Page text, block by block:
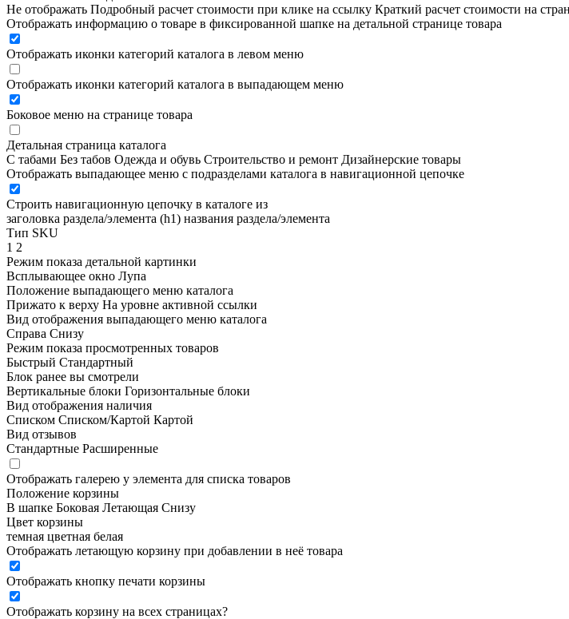
Не отображать Подробный расчет стоимости при клике на ссылку Краткий расчет стоимости на
Отображать информацию о товаре в фиксированной шапке на детальной странице товара
Отображать иконки категорий каталога в левом меню
Отображать иконки категорий каталога в выпадающем меню
Боковое меню на странице товара
Детальная страница каталога
С табами Без табов Одежда и обувь Строительство и ремонт Дизайнерские товары
Отображать выпадающее меню с подразделами каталога в навигационной цепочке
Строить навигационную цепочку в каталоге из
заголовка раздела/элемента (h1) названия раздела/элемента
Тип SKU
1 2
Режим показа детальной картинки
Всплывающее окно Лупа
Положение выпадающего меню каталога
Прижато к верху На уровне активной ссылки
Вид отображения выпадающего меню каталога
Справа Снизу
Режим показа просмотренных товаров
Быстрый Стандартный
Блок ранее вы смотрели
Вертикальные блоки Горизонтальные блоки
Вид отображения наличия
Списком Списком/Картой Картой
Вид отзывов
Стандартные Расширенные
Отображать галерею у элемента для списка товаров
Положение корзины
В шапке Боковая Летающая Снизу
Цвет корзины
темная цветная белая
Отображать летающую корзину при добавлении в неё товара
Отображать кнопку печати корзины
Отображать корзину на всех страницах?